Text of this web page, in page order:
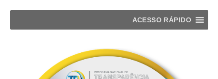
ACESSO RÁPIDO